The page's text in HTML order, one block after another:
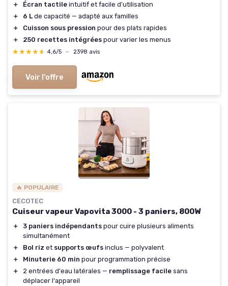
＋
Écran tactile intuitif et facile d'utilisation
＋
6 L de capacité — adapté aux familles
＋
Cuisson sous pression pour des plats rapides
＋
250 recettes intégrées pour varier les menus
★★★★★
★★★★★ 4,6/5 — 2398 avis
Voir l'offre
🔥 POPULAIRE
CECOTEC
Cuiseur vapeur Vapovita 3000 - 3 paniers, 800W
＋ 3 paniers indépendants pour cuire plusieurs aliments
simultanément
＋
Bol riz et supports œufs inclus — polyvalent
＋
Minuterie 60 min pour programmation précise
＋
2 entrées d'eau latérales — remplissage facile sans
déplacer l'appareil